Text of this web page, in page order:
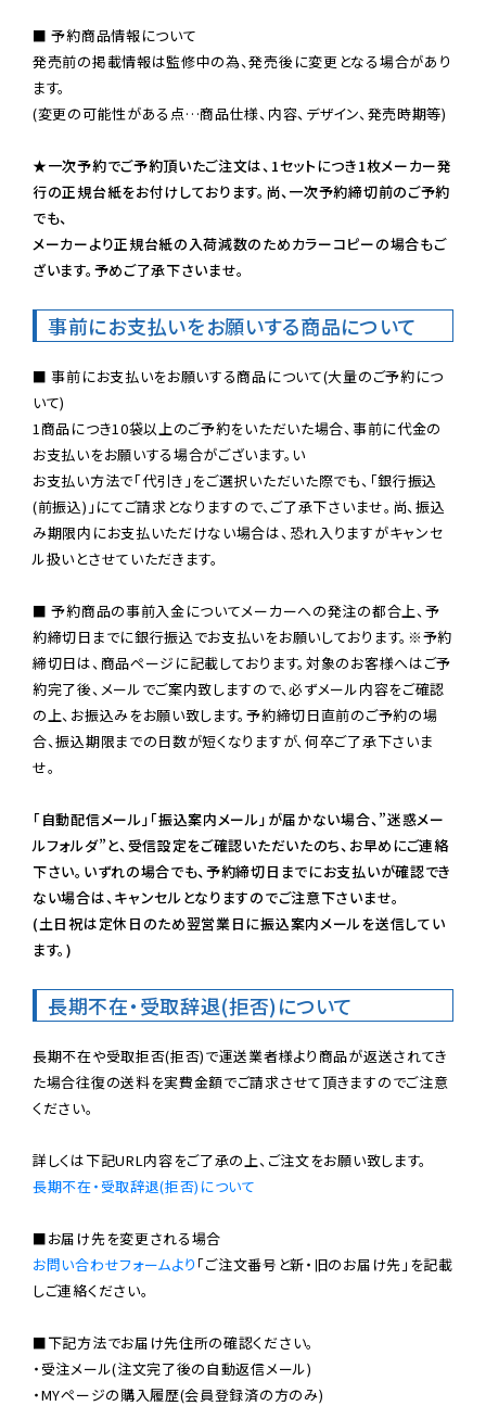
■ 予約商品情報について
発売前の掲載情報は監修中の為、発売後に変更となる場合があり
ます。
(変更の可能性がある点…商品仕様、内容、デザイン、発売時期等)
★一次予約でご予約頂いたご注文は、1セットにつき1枚メーカー発
行の正規台紙をお付けしております。尚、一次予約締切前のご予約
でも、
メーカーより正規台紙の入荷減数のためカラーコピーの場合もご
ざいます。予めご了承下さいませ。
事前にお支払いをお願いする商品について
■ 事前にお支払いをお願いする商品について(大量のご予約につ
いて)
1商品につき10袋以上のご予約をいただいた場合、事前に代金の
お支払いをお願いする場合がございます。い
お支払い方法で「代引き」をご選択いただいた際でも、「銀行振込
(前振込)」にてご請求となりますので、ご了承下さいませ。尚、振込
み期限内にお支払いただけない場合は、恐れ入りますがキャンセ
ル扱いとさせていただきます。
■ 予約商品の事前入金についてメーカーへの発注の都合上、予
約締切日までに銀行振込でお支払いをお願いしております。※予約
締切日は、商品ページに記載しております。対象のお客様へはご予
約完了後、メールでご案内致しますので、必ずメール内容をご確認
の上、お振込みをお願い致します。予約締切日直前のご予約の場
合、振込期限までの日数が短くなりますが、何卒ご了承下さいま
せ。
「自動配信メール」「振込案内メール」が届かない場合、”迷惑メー
ルフォルダ”と、受信設定をご確認いただいたのち、お早めにご連絡
下さい。いずれの場合でも、予約締切日までにお支払いが確認でき
ない場合は、キャンセルとなりますのでご注意下さいませ。
(土日祝は定休日のため翌営業日に振込案内メールを送信してい
ます。)
長期不在・受取辞退(拒否)について
長期不在や受取拒否(拒否)で運送業者様より商品が返送されてき
た場合往復の送料を実費金額でご請求させて頂きますのでご注意
ください。
長期不在・受取辞退(拒否)について
お問い合わせフォームより 「ご注文番号と新・旧のお届け先」を記載
しご連絡ください。
■下記方法でお届け先住所の確認ください。
・受注メール(注文完了後の自動返信メール)
・MYページの購入履歴(会員登録済の方のみ)